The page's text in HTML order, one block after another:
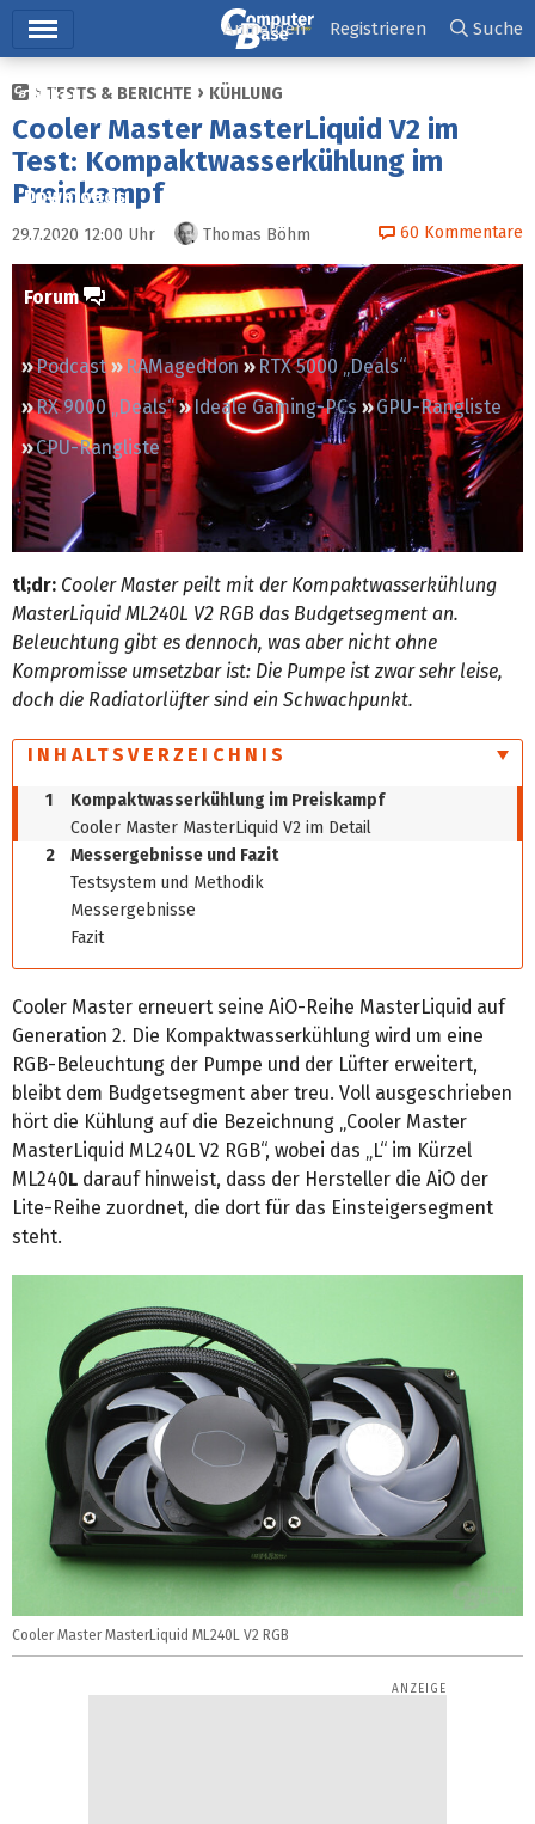
Ticker
Tests
Downloads
Preisvergleich
Forum
Podcast RAMageddon
RTX 5000 „Deals“
RX 9000 „Deals“
Ideale Gaming-PCs
GPU-Rangliste
CPU-Rangliste
Anmelden Registrieren Suche
TESTS & BERICHTE KÜHLUNG
Cooler Master MasterLiquid V2 im
Test: Kompaktwasserkühlung im
Preiskampf
29.7.2020 12:00 Uhr Thomas Böhm 60 Kommentare
tl;dr: Cooler Master peilt mit der Kompaktwasserkühlung
MasterLiquid ML240L V2 RGB das Budgetsegment an.
Beleuchtung gibt es dennoch, was aber nicht ohne
Kompromisse umsetzbar ist: Die Pumpe ist zwar sehr leise,
doch die Radiatorlüfter sind ein Schwachpunkt.
INHALTSVERZEICHNIS
1
Kompaktwasserkühlung im Preiskampf
Cooler Master MasterLiquid V2 im Detail
2
Messergebnisse und Fazit
Testsystem und Methodik
Messergebnisse
Fazit
Cooler Master erneuert seine AiO-Reihe MasterLiquid auf
Generation 2. Die Kompaktwasserkühlung wird um eine
RGB-Beleuchtung der Pumpe und der Lüfter erweitert,
bleibt dem Budgetsegment aber treu. Voll ausgeschrieben
hört die Kühlung auf die Bezeichnung „Cooler Master
MasterLiquid ML240L V2 RGB“, wobei das „L“ im Kürzel
ML240L darauf hinweist, dass der Hersteller die AiO der
Lite-Reihe zuordnet, die dort für das Einsteigersegment
steht.
Cooler Master MasterLiquid ML240L V2 RGB